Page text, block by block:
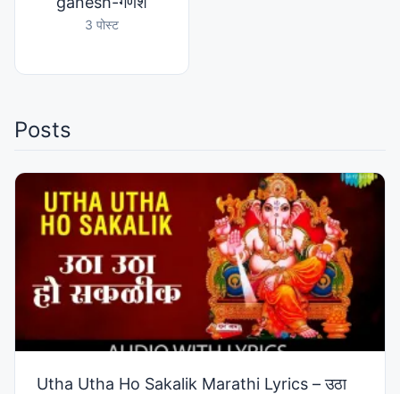
3 पोस्ट
Posts
Utha Utha Ho Sakalik Marathi Lyrics – उठा